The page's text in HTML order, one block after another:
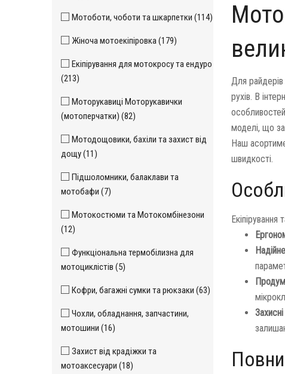
Мотоботи, чоботи та шкарпетки (114)
Жіноча мотоекіпіровка (179)
Екіпірування для мотокросу та ендуро
(213)
Моторукавиці Моторукавички
(мотоперчатки) (82)
Мотодощовики, бахіли та захист від
дощу (11)
Підшоломники, балаклави та
мотобафи (7)
Мотокостюми та Мотокомбінезони
(12)
Функціональна термобілизна для
мотоциклістів (5)
Кофри, багажні сумки та рюкзаки (63)
Чохли, обладнання, запчастини,
мотошини (16)
Захист від крадіжки та
мотоаксесуари (18)
Для райдерів
рухів. В
моделі, що
Наш
швидкості.